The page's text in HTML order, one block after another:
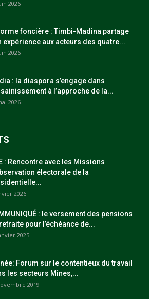
2026
foncière : Timbi-Madina partage
expérience aux acteurs des quatre...
2026
: la diaspora s’engage dans
à l’approche de la...
2026
: Rencontre avec les Missions
électorale de la
2026
: le versement des pensions
pour l’échéance de...
2025
Forum sur le contentieux du travail
les secteurs Mines,...
2019